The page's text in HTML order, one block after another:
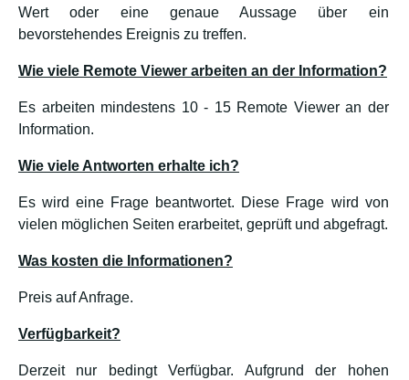
Wert oder eine genaue Aussage über ein
bevorstehendes Ereignis zu treffen.
Wie viele Remote Viewer arbeiten an der Information?
Es arbeiten mindestens 10 - 15 Remote Viewer an der
Information.
Wie viele Antworten erhalte ich?
Es wird eine Frage beantwortet. Diese Frage wird von
vielen möglichen Seiten erarbeitet, geprüft und abgefragt.
Was kosten die Informationen?
Preis auf Anfrage.
Verfügbarkeit?
Derzeit nur bedingt Verfügbar. Aufgrund der hohen